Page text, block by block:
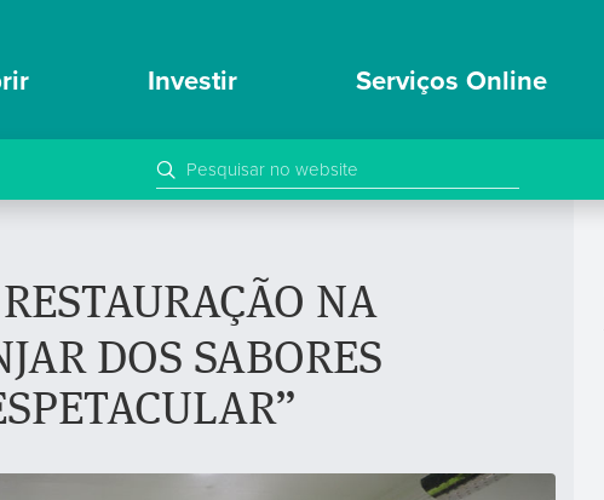
Investir Serviços Online
NA
DOS SABORES